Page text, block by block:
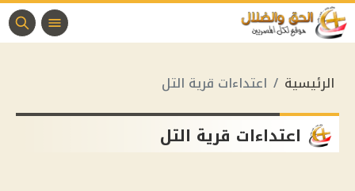
الرئيسية اعتداءات قرية التل
اعتداءات قرية التل